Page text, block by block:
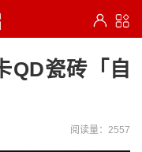
QD瓷砖「自
阅读量：2557